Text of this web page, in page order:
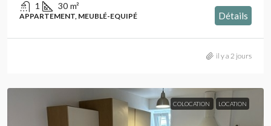
1 30 m²
APPARTEMENT, MEUBLÉ-EQUIPÉ Détails
il y a 2 jours
COLOCATION LOCATION